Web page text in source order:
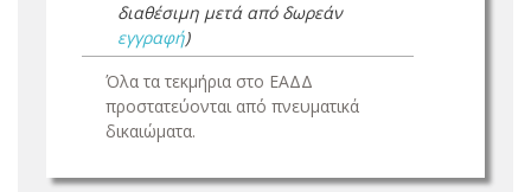
διαθέσιμη μετά από δωρεάν
εγγραφή)
Όλα τα τεκμήρια στο ΕΑΔΔ
προστατεύονται από πνευματικά
δικαιώματα.